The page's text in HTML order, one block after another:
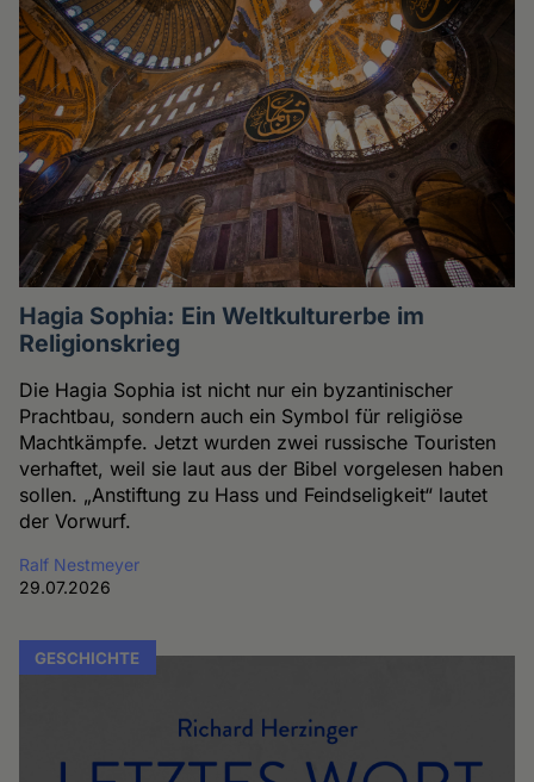
Hagia Sophia: Ein Weltkulturerbe im
Religionskrieg
Die Hagia Sophia ist nicht nur ein byzantinischer
Prachtbau, sondern auch ein Symbol für religiöse
Machtkämpfe. Jetzt wurden zwei russische Touristen
verhaftet, weil sie laut aus der Bibel vorgelesen haben
sollen. „Anstiftung zu Hass und Feindseligkeit“ lautet
der Vorwurf.
Ralf Nestmeyer
29.07.2026
GESCHICHTE